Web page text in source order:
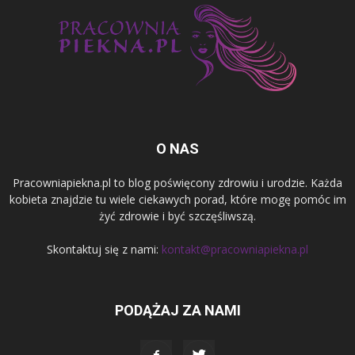
O NAS
Pracowniapiekna.pl to blog poświęcony zdrowiu i urodzie. Każda
kobieta znajdzie tu wiele ciekawych porad, które mogę pomóc im
żyć zdrowie i być szczęśliwszą.
Skontaktuj się z nami: kontakt@pracowniapiekna.pl
PODĄŻAJ ZA NAMI